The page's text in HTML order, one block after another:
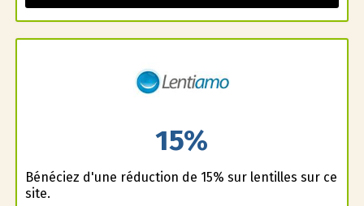
15%
Bénéficiez d'une réduction de 15% sur lentilles sur ce
site.